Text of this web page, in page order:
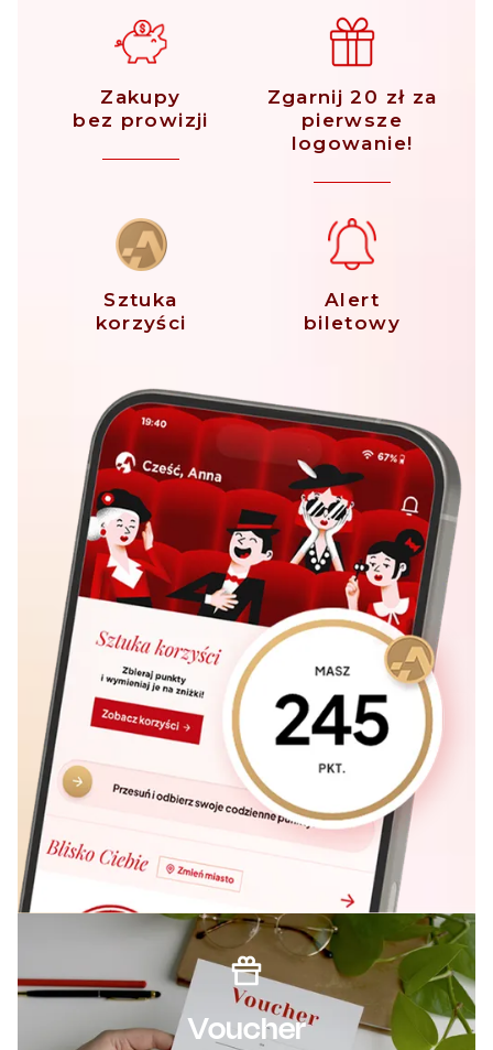
Zakupy
bez prowizji
Zgarnij 20 zł za
pierwsze
logowanie!
Sztuka
korzyści
Alert
biletowy
Voucher